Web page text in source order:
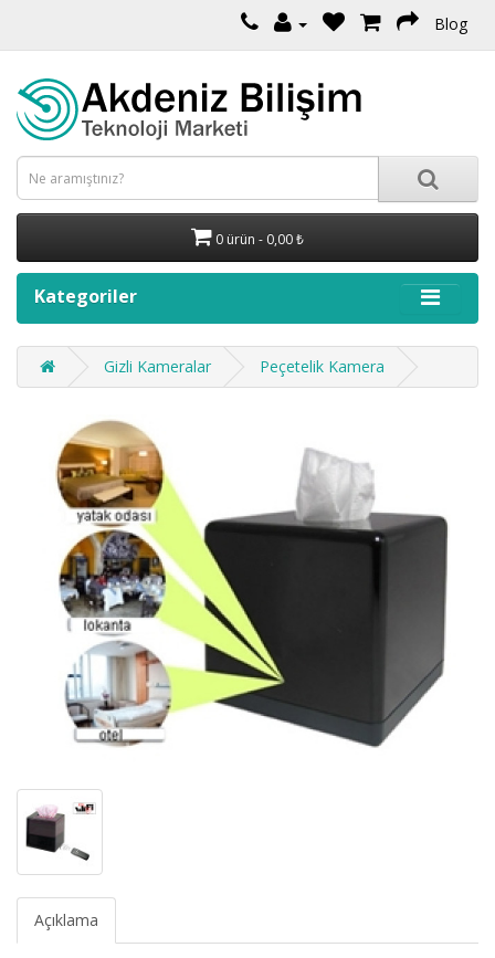
Blog
0 ürün - 0,00 ₺
Kategoriler
Gizli Kameralar Peçetelik Kamera
Açıklama